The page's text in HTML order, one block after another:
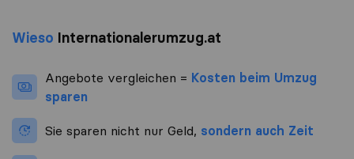
Wieso Internationalerumzug.at
Angebote vergleichen = Kosten beim Umzug
sparen
Sie sparen nicht nur Geld, sondern auch Zeit